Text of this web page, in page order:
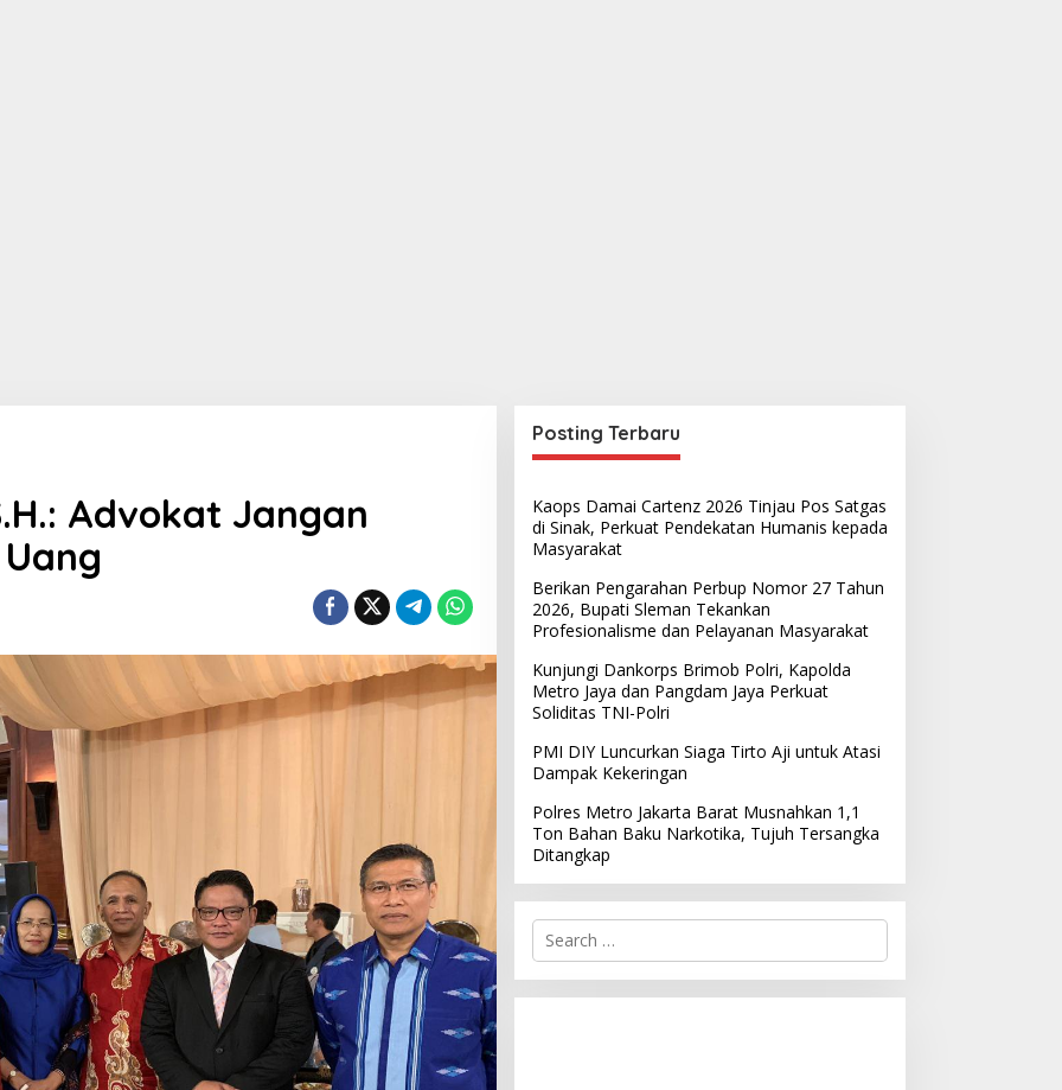
Advokat Jangan
Posting Terbaru
Kaops Damai Cartenz 2026 Tinjau Pos Satgas
di Sinak, Perkuat Pendekatan Humanis kepada
Masyarakat
Berikan Pengarahan Perbup Nomor 27 Tahun
2026, Bupati Sleman Tekankan
Profesionalisme dan Pelayanan Masyarakat
Kunjungi Dankorps Brimob Polri, Kapolda
Metro Jaya dan Pangdam Jaya Perkuat
Soliditas TNI-Polri
PMI DIY Luncurkan Siaga Tirto Aji untuk Atasi
Dampak Kekeringan
Polres Metro Jakarta Barat Musnahkan 1,1
Ton Bahan Baku Narkotika, Tujuh Tersangka
Ditangkap
S
r